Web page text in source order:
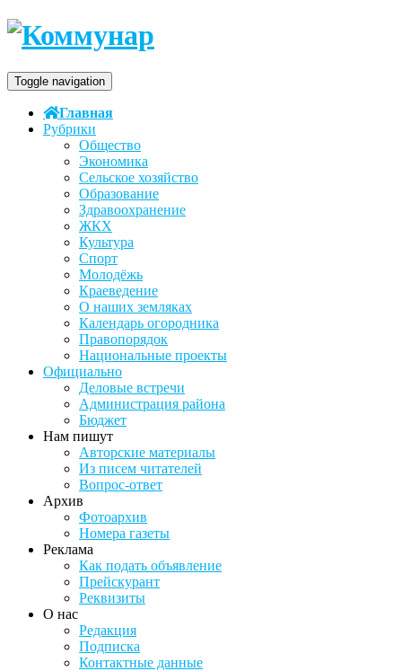
Toggle navigation
Главная
Рубрики
Общество
Экономика
Сельское хозяйство
Образование
Здравоохранение
ЖКХ
Культура
Спорт
Молодёжь
Краеведение
О наших земляках
Календарь огородника
Правопорядок
Национальные проекты
Официально
Деловые встречи
Администрация района
Бюджет
Нам пишут
Авторские материалы
Из писем читателей
Вопрос-ответ
Архив
Фотоархив
Номера газеты
Реклама
Как подать объявление
Прейскурант
Реквизиты
О нас
Редакция
Подписка
Контактные данные